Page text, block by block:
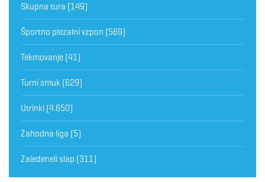
Skupna tura (149)
Športno plezalni vzpon (569)
Tekmovanje (41)
Turni smuk (629)
Utrinki (4.650)
Zahodna liga (5)
Zaledeneli slap (311)